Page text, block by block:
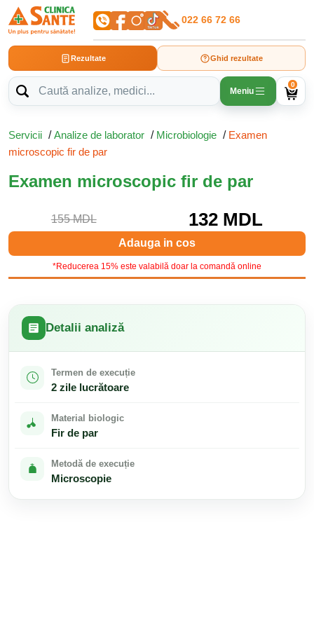
022 66 72 66
Rezultate Ghid rezultate
Meniu
0
Servicii /Analize de laborator / Microbiologie / Examen
microscopic fir de par
Examen microscopic fir de par
155 MDL 132 MDL
Adauga in cos
*Reducerea 15% este valabilă doar la comandă online
Detalii analiză
Termen de execuție
2 zile lucrătoare
Material biologic
Fir de par
Metodă de execuție
Microscopie